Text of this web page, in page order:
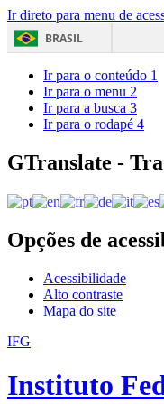
Ir direto para menu de
BRASIL
Ir para o conteúdo 1
Ir para o menu 2
Ir para a busca 3
Ir para o rodapé 4
GTranslate -
Opções de
Acessibilidade
Alto contraste
Mapa do site
IFG
Instituto